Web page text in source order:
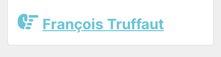
François Truffaut